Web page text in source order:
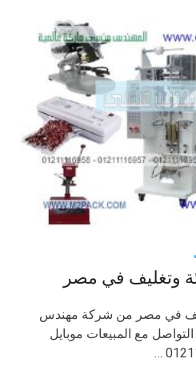
وتغليف في مصر
في مصر من شركة مهندس
مع المبيعات موبايل